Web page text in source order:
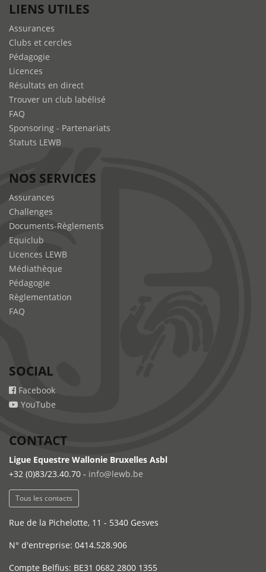
LIENS UTILES
Assurances
Clubs et cercles
Pédagogie
Licences
Résultats en direct
Trouver un club labélisé
FAQ
Sponsoring - Partenariats
Statuts LEWB
NOS SERVICES
Assurances
Challenges
Documents-Règlements
Equiclub
Licences LEWB
Médiathèque
Pédagogie
Règlementation
FAQ
SOCIAL
Facebook
YouTube
CONTACT
Ligue Equestre Wallonie Bruxelles Asbl
+32 (0)83/23.40.70 - info@lewb.be
Tous les contacts
Rue de la Pichelotte, 11 - 5340 Gesves
N° d'entreprise: 0414.528.906
Compte Belfius: BE31 0682 2800 1355